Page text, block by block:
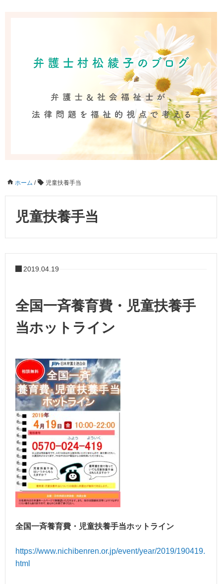
ホーム / 児童扶養手当
児童扶養手当
2019.04.19
全国一斉養育費・児童扶養手
当ホットライン
全国一斉養育費・児童扶養手当ホットライン
https://www.nichibenren.or.jp/event/year/2019/190419.
html